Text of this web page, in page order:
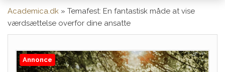
Academica.dk » Temafest: En fantastisk måde at vise
værdsættelse overfor dine ansatte
Annonce